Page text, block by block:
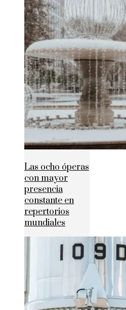
Las ocho óperas
con mayor
presencia
constante en
repertorios
mundiales